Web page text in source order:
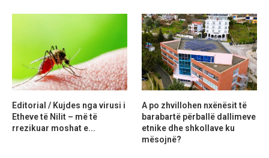
Editorial / Kujdes nga virusi i
Etheve të Nilit – më të
rrezikuar moshat e...
A po zhvillohen nxënësit të
barabartë përballë dallimeve
etnike dhe shkollave ku
mësojnë?